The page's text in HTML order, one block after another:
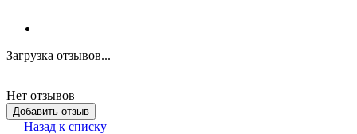
Загрузка отзывов...
Нет отзывов
Добавить отзыв
Назад к списку